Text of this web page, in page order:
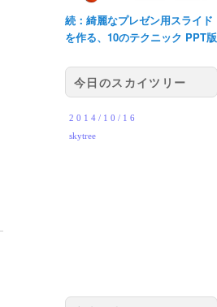
続：綺麗なプレゼン用スライド
を作る、10のテクニック PPT版
今日のスカイツリー